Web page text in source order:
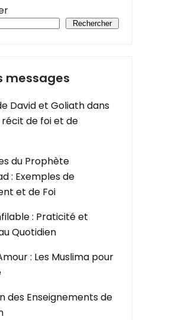
Rechercher
messages
David et Goliath dans
récit de foi et de
du Prophète
: Exemples de
et de Foi
: Praticité et
Quotidien
: Les Muslima pour
des Enseignements de